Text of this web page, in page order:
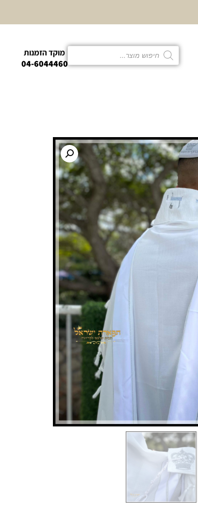
מוקד הזמנות
04-6044460